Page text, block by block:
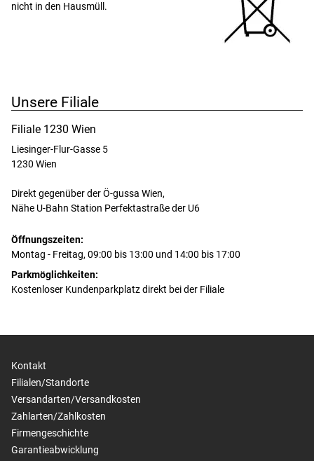
nicht in den Hausmüll.
Unsere Filiale
Filiale 1230 Wien
Liesinger-Flur-Gasse 5
1230 Wien
Direkt gegenüber der Ö-gussa Wien,
Nähe U-Bahn Station Perfektastraße der U6
Öffnungszeiten:
Montag - Freitag, 09:00 bis 13:00 und 14:00 bis 17:00
Parkmöglichkeiten:
Kostenloser Kundenparkplatz direkt bei der Filiale
Kontakt
Filialen/Standorte
Versandarten/Versandkosten
Zahlarten/Zahlkosten
Firmengeschichte
Garantieabwicklung